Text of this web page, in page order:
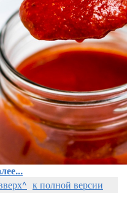
к полной версии